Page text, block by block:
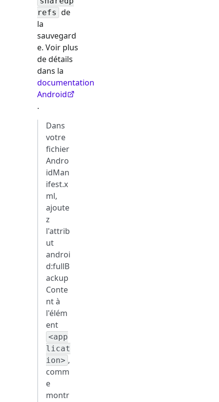
refs de
la
sauvegard
e. Voir plus
de détails
dans la
documentation
Android
.
Dans
votre
fichier
Andro
idMan
ifest.x
ml,
ajoute
z
l'attrib
ut
androi
d:fullB
ackup
Conte
ntà
l'élém
ent
<app
licat
ion> ,
comm
e
montr